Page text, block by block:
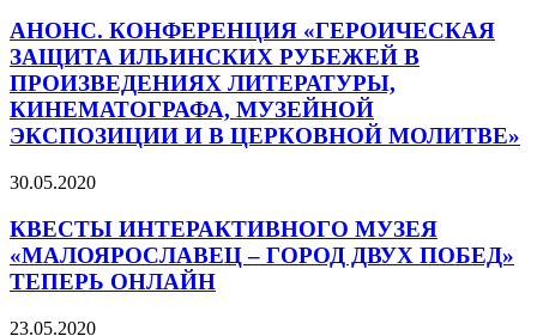
АНОНС. КОНФЕРЕНЦИЯ «ГЕРОИЧЕСКАЯ
ЗАЩИТА ИЛЬИНСКИХ РУБЕЖЕЙ В
ПРОИЗВЕДЕНИЯХ ЛИТЕРАТУРЫ,
КИНЕМАТОГРАФА, МУЗЕЙНОЙ
ЭКСПОЗИЦИИ И В ЦЕРКОВНОЙ МОЛИТВЕ»
30.05.2020
КВЕСТЫ ИНТЕРАКТИВНОГО МУЗЕЯ
«МАЛОЯРОСЛАВЕЦ – ГОРОД ДВУХ ПОБЕД»
ТЕПЕРЬ ОНЛАЙН
23.05.2020